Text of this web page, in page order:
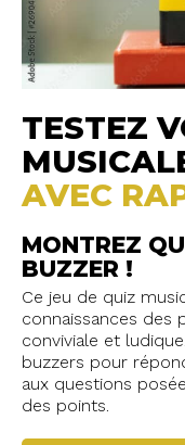
TESTEZ
AVEC
MONTREZ
BUZZER !
Ce jeu de quiz
connaissances des
conviviale et
buzzers pour
aux questions
des points.